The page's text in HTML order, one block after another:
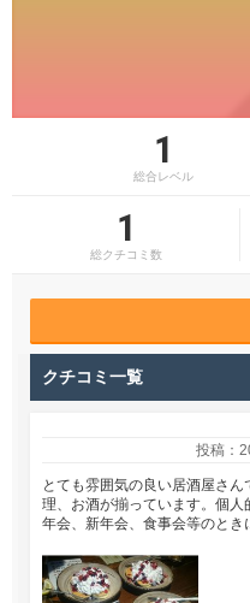
1
総合レベル
1
総クチコミ数
クチコミ一覧
投稿：
とても雰囲気の良い居酒屋さ
理、お酒が揃っています。個
年会、新年会、食事会等のとき